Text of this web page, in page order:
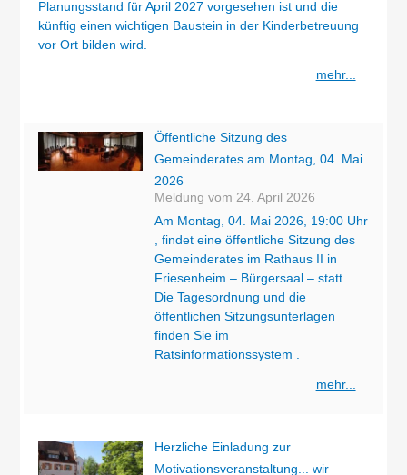
Planungsstand für April 2027 vorgesehen ist und die
künftig einen wichtigen Baustein in der Kinderbetreuung
vor Ort bilden wird.
mehr...
Öffentliche Sitzung des
Gemeinderates am Montag, 04. Mai
2026
Meldung vom 24. April 2026
Am Montag, 04. Mai 2026, 19:00 Uhr
, findet eine öffentliche Sitzung des
Gemeinderates im Rathaus II in
Friesenheim – Bürgersaal – statt.
Die Tagesordnung und die
öffentlichen Sitzungsunterlagen
finden Sie im
Ratsinformationssystem .
mehr...
Herzliche Einladung zur
Motivationsveranstaltung... wir